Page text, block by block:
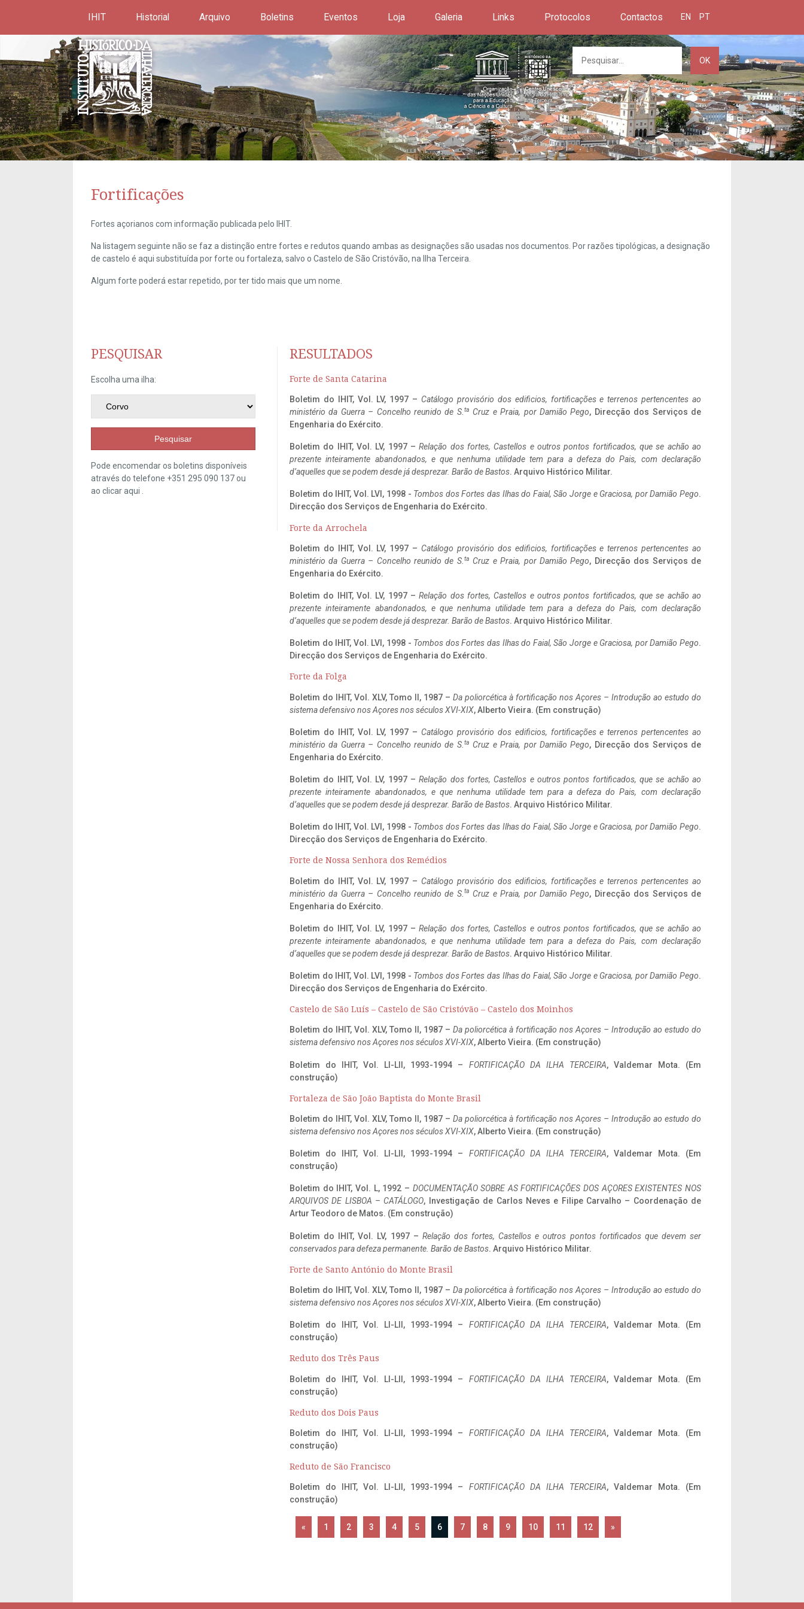
IHIT Historial Arquivo Boletins Eventos Loja Galeria Links Protocolos Contactos EN PT
OK
Fortificações
Fortes açorianos com informação publicada pelo IHIT.
Na listagem seguinte não se faz a distinção entre fortes e redutos quando ambas as designações são usadas nos documentos. Por razões tipológicas, a designação
de castelo é aqui substituída por forte ou fortaleza, salvo o Castelo de São Cristóvão, na Ilha Terceira.
Algum forte poderá estar repetido, por ter tido mais que um nome.
PESQUISAR
Escolha uma ilha:
Pesquisar
Pode encomendar os boletins disponíveis
através do telefone +351 295 090 137 ou
ao clicaraqui
RESULTADOS
Forte de Santa Catarina
Boletim do IHIT, Vol. LV, 1997 – Catálogo provisório dos edificios, fortificações e terrenos pertencentes ao
ministério da Guerra – Concelho reunido de S. ta Cruz e Praia, por Damião Pego, Direcção dos Serviços de
Engenharia do Exército.
Boletim do IHIT, Vol. LV, 1997 –Relação dos fortes, Castellos e outros pontos fortificados, que se achão ao
prezente inteiramente abandonados, e que nenhuma utilidade tem para a defeza do Pais, com declaração
d’aquelles que se podem desde já desprezar. Barão de Bastos. Arquivo Histórico Militar.
Boletim do IHIT, Vol. LVI, 1998 - Tombos dos Fortes das Ilhas do Faial, São Jorge e Graciosa, por Damião Pego.
Direcção dos Serviços de Engenharia do Exército.
Forte da Arrochela
Boletim do IHIT, Vol. LV, 1997 – Catálogo provisório dos edificios, fortificações e terrenos pertencentes ao
ministério da Guerra – Concelho reunido de S. ta Cruz e Praia, por Damião Pego, Direcção dos Serviços de
Engenharia do Exército.
Boletim do IHIT, Vol. LV, 1997 –Relação dos fortes, Castellos e outros pontos fortificados, que se achão ao
prezente inteiramente abandonados, e que nenhuma utilidade tem para a defeza do Pais, com declaração
d’aquelles que se podem desde já desprezar. Barão de Bastos. Arquivo Histórico Militar.
Boletim do IHIT, Vol. LVI, 1998 - Tombos dos Fortes das Ilhas do Faial, São Jorge e Graciosa, por Damião Pego.
Direcção dos Serviços de Engenharia do Exército.
Forte da Folga
Boletim do IHIT, Vol. XLV, Tomo II, 1987 – Da poliorcética à fortificação nos Açores – Introdução ao estudo do
sistema defensivo nos Açores nos séculos XVI-XIX, Alberto Vieira. (Em construção)
Boletim do IHIT, Vol. LV, 1997 – Catálogo provisório dos edificios, fortificações e terrenos pertencentes ao
ministério da Guerra – Concelho reunido de S. ta Cruz e Praia, por Damião Pego, Direcção dos Serviços de
Engenharia do Exército.
Boletim do IHIT, Vol. LV, 1997 –Relação dos fortes, Castellos e outros pontos fortificados, que se achão ao
prezente inteiramente abandonados, e que nenhuma utilidade tem para a defeza do Pais, com declaração
d’aquelles que se podem desde já desprezar. Barão de Bastos. Arquivo Histórico Militar.
Boletim do IHIT, Vol. LVI, 1998 - Tombos dos Fortes das Ilhas do Faial, São Jorge e Graciosa, por Damião Pego.
Direcção dos Serviços de Engenharia do Exército.
Forte de Nossa Senhora dos Remédios
Boletim do IHIT, Vol. LV, 1997 – Catálogo provisório dos edificios, fortificações e terrenos pertencentes ao
ministério da Guerra – Concelho reunido de S. ta Cruz e Praia, por Damião Pego, Direcção dos Serviços de
Engenharia do Exército.
Boletim do IHIT, Vol. LV, 1997 –Relação dos fortes, Castellos e outros pontos fortificados, que se achão ao
prezente inteiramente abandonados, e que nenhuma utilidade tem para a defeza do Pais, com declaração
d’aquelles que se podem desde já desprezar. Barão de Bastos. Arquivo Histórico Militar.
Boletim do IHIT, Vol. LVI, 1998 - Tombos dos Fortes das Ilhas do Faial, São Jorge e Graciosa, por Damião Pego.
Direcção dos Serviços de Engenharia do Exército.
Castelo de São Luís – Castelo de São Cristóvão – Castelo dos Moinhos
Boletim do IHIT, Vol. XLV, Tomo II, 1987 – Da poliorcética à fortificação nos Açores – Introdução ao estudo do
sistema defensivo nos Açores nos séculos XVI-XIX, Alberto Vieira. (Em construção)
Boletim do IHIT, Vol. LI-LII, 1993-1994 – FORTIFICAÇÃO DA ILHA TERCEIRA, Valdemar Mota. (Em
construção)
Fortaleza de São João Baptista do Monte Brasil
Boletim do IHIT, Vol. XLV, Tomo II, 1987 – Da poliorcética à fortificação nos Açores – Introdução ao estudo do
sistema defensivo nos Açores nos séculos XVI-XIX, Alberto Vieira. (Em construção)
Boletim do IHIT, Vol. LI-LII, 1993-1994 – FORTIFICAÇÃO DA ILHA TERCEIRA, Valdemar Mota. (Em
construção)
Boletim do IHIT, Vol. L, 1992 – DOCUMENTAÇÃO SOBRE AS FORTIFICAÇÕES DOS AÇORES EXISTENTES NOS
ARQUIVOS DE LISBOA – CATÁLOGO, Investigação de Carlos Neves e Filipe Carvalho – Coordenação de
Artur Teodoro de Matos. (Em construção)
Boletim do IHIT, Vol. LV, 1997 – Relação dos fortes, Castellos e outros pontos fortificados que devem ser
conservados para defeza permanente. Barão de Bastos. Arquivo Histórico Militar.
Forte de Santo António do Monte Brasil
Boletim do IHIT, Vol. XLV, Tomo II, 1987 – Da poliorcética à fortificação nos Açores – Introdução ao estudo do
sistema defensivo nos Açores nos séculos XVI-XIX, Alberto Vieira. (Em construção)
Boletim do IHIT, Vol. LI-LII, 1993-1994 – FORTIFICAÇÃO DA ILHA TERCEIRA, Valdemar Mota. (Em
construção)
Reduto dos Três Paus
Boletim do IHIT, Vol. LI-LII, 1993-1994 – FORTIFICAÇÃO DA ILHA TERCEIRA, Valdemar Mota. (Em
construção)
Reduto dos Dois Paus
Boletim do IHIT, Vol. LI-LII, 1993-1994 – FORTIFICAÇÃO DA ILHA TERCEIRA, Valdemar Mota. (Em
construção)
Reduto de São Francisco
Boletim do IHIT, Vol. LI-LII, 1993-1994 – FORTIFICAÇÃO DA ILHA TERCEIRA, Valdemar Mota. (Em
construção)
« 1 2 3 4 5 6 7 8 9 10 11 12 »